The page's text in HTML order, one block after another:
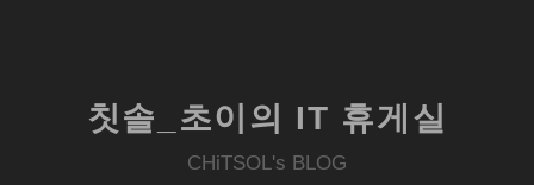
칫솔_초이의 IT 휴게실
CHiTSOL's BLOG